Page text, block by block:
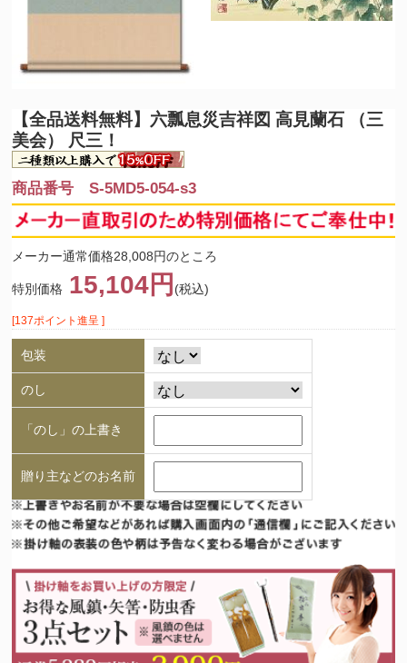
【全品送料無料】 六瓢息災吉祥図 高見蘭石 （三
美会） 尺三！
商品番号 S-5MD5-054-s3
メーカー通常価格28,008円のところ
特別価格 15,104円 (税込)
[137ポイント進呈 ]
包装
のし
「のし」の上書き
贈り主などのお名前